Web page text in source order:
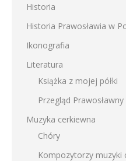
Historia
Historia Prawosławia w
Ikonografia
Literatura
Książka z mojej półki
Przegląd Prawosławny
Muzyka cerkiewna
Chóry
Kompozytorzy muzyki